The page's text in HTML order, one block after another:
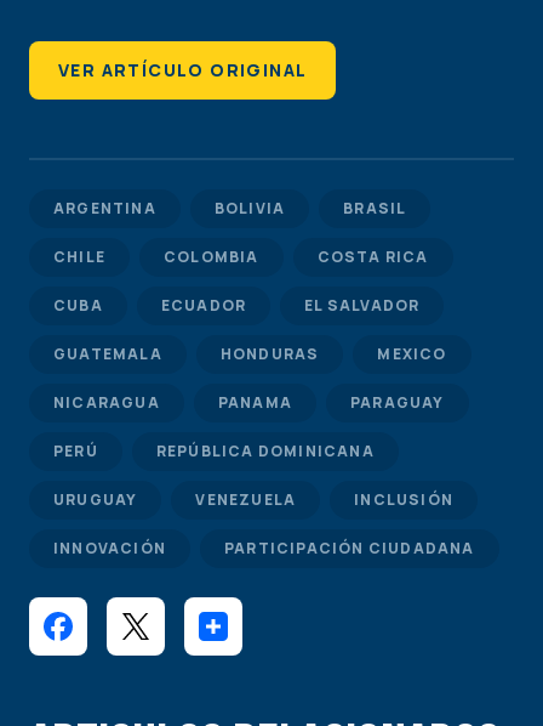
VER ARTÍCULO ORIGINAL
ARGENTINA BOLIVIA BRASIL
CHILE COLOMBIA COSTA RICA
CUBA ECUADOR EL SALVADOR
GUATEMALA HONDURAS MEXICO
NICARAGUA PANAMA PARAGUAY
PERÚ REPÚBLICA DOMINICANA
URUGUAY VENEZUELA INCLUSIÓN
INNOVACIÓN PARTICIPACIÓN CIUDADANA